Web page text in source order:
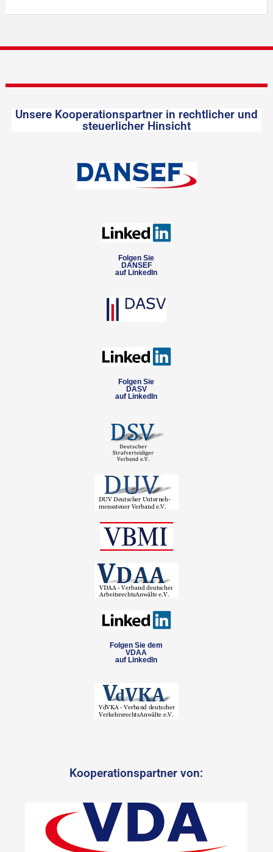
Unsere Kooperationspartner in rechtlicher und
steuerlicher Hinsicht
Folgen Sie
DANSEF
auf LinkedIn
Folgen Sie
DASV
auf LinkedIn
Folgen Sie dem
VDAA
auf LinkedIn
Kooperationspartner von: